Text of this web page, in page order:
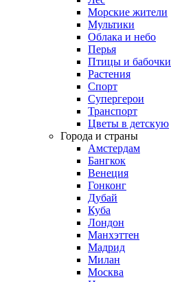
Морские жители
Мультики
Облака и небо
Перья
Птицы и бабочки
Растения
Спорт
Супергерои
Транспорт
Цветы в детскую
Города и страны
Амстердам
Бангкок
Венеция
Гонконг
Дубай
Куба
Лондон
Манхэттен
Мадрид
Милан
Москва